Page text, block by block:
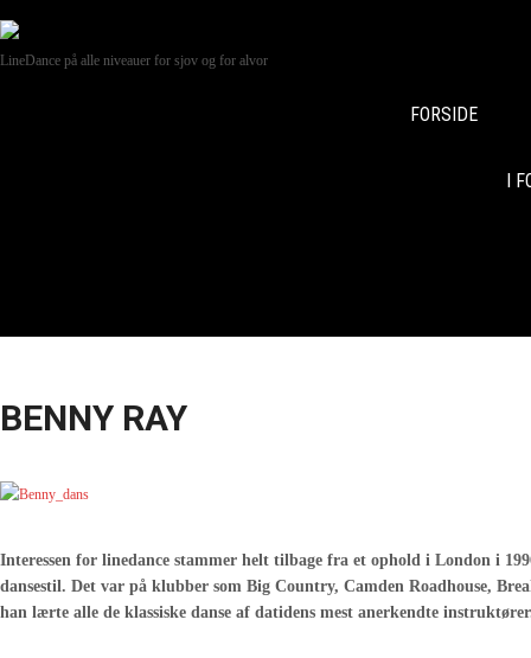
LineDance på alle niveauer for sjov og for alvor
FORSIDE
I
BENNY RAY
Interessen for linedance stammer helt tilbage fra et ophold i London i
dansestil. Det var på klubber som Big Country, Camden Roadhouse,
han lærte alle de klassiske danse af datidens mest anerkendte